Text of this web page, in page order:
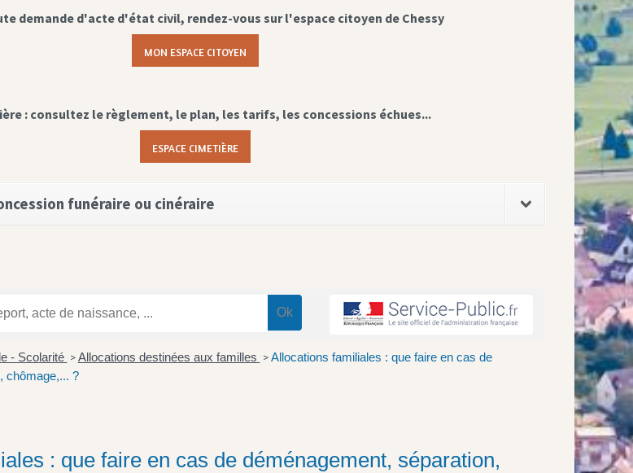
demande d'acte d'état civil, rendez-vous sur l'espace citoyen de Chessy
MON ESPACE CITOYEN
: consultez le règlement, le plan, les tarifs, les concessions échues...
ESPACE CIMETIÈRE
funéraire ou cinéraire
- Scolarité > Allocations destinées aux familles > Allocations familiales : que faire en cas de
chômage,... ?
: que faire en cas de déménagement, séparation,